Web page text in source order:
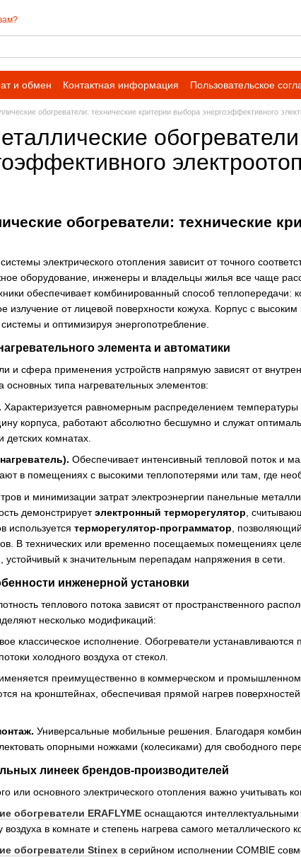
и обмен Контактная информация Пользовательское
обогреватели: технические критерии выбора энергоэффективного
обогреватели: технические
электрического отопления зависит от точного
оборудование, инженеры и владельцы жилья все чаще
обеспечивает комбинированный способ
излучение от лицевой поверхности кожуха. Корпус с
и оптимизируя энергопотребление.
элемента и автоматики
и сфера применения устройств напрямую зависят от
основных типа нагревательных элементов:
Характеризуется равномерным распределением
корпуса, работают абсолютно бесшумно и служат
комнатах.
Обеспечивает интенсивный тепловой поток и
в помещениях с высокими теплопотерями или там, где
и минимизации затрат электроэнергии панельные
демонстрируетэлектронный терморегулятор ,
используется терморегулятор-программатор ,
В технических или временно посещаемых помещениях
, устойчивый к значительным перепадам напряжения в сети.
инженерной установки
теплового потока зависят от пространственного
несколько модификаций:
классическое исполнение. Обогреватели
холодного воздуха от стекол.
преимущественно в коммерческом и
на кронштейнах, обеспечивая прямой нагрев
Универсальные мобильные решения. Благодаря
опорными ножками (колесиками) для свободного
линеек брендов-производителей
или основного электрического отопления важно учитывать
обогреватели ERAFLYME оснащаются
в комнате и степень нагрева самого металлического
обогреватели Stinex в серийном исполнении COMBIE